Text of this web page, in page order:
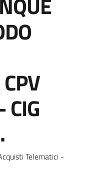
Telematici -